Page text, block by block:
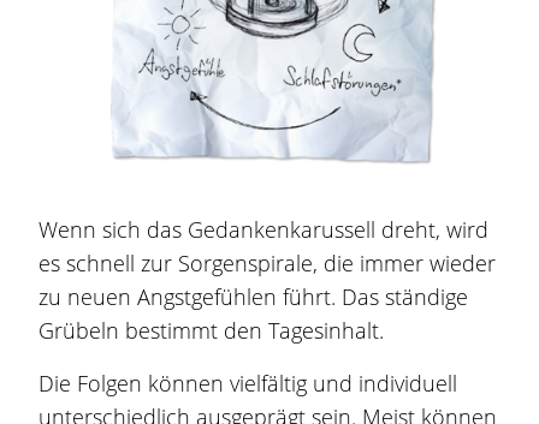
Wenn sich das Gedankenkarussell dreht, wird
es schnell zur Sorgenspirale, die immer wieder
zu neuen Angstgefühlen führt. Das ständige
Grübeln bestimmt den Tagesinhalt.
Die Folgen können vielfältig und individuell
unterschiedlich ausgeprägt sein. Meist können